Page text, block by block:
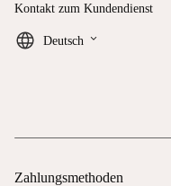
Kontakt zum Kundendienst
Deutsch keyboard_arrow_down
Zahlungsmethoden